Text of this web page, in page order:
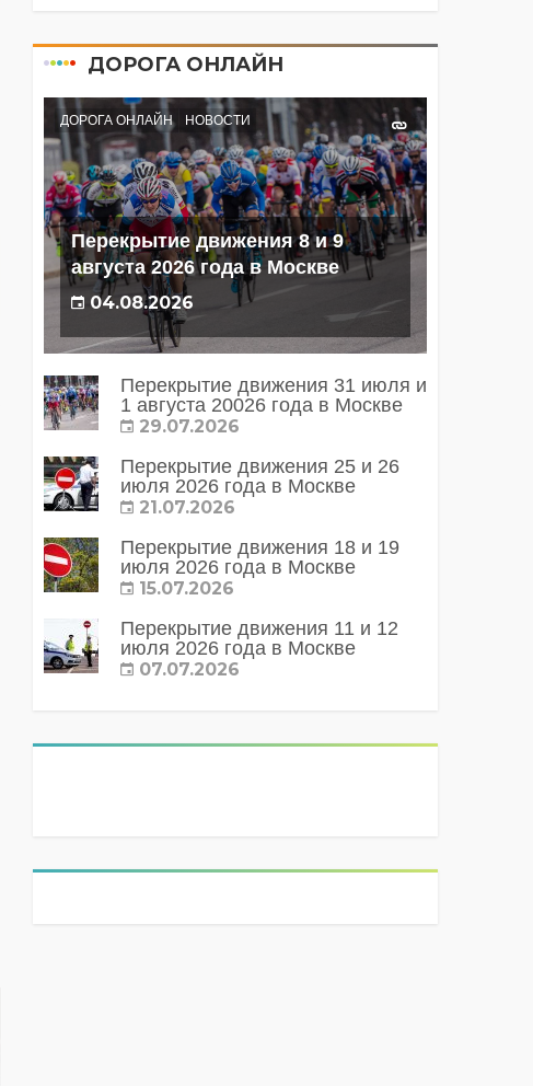
ДОРОГА ОНЛАЙН
ДОРОГА ОНЛАЙН НОВОСТИ
Перекрытие движения 8 и 9
августа 2026 года в Москве
04.08.2026
Перекрытие движения 31 июля и
1 августа 20026 года в Москве
29.07.2026
Перекрытие движения 25 и 26
июля 2026 года в Москве
21.07.2026
Перекрытие движения 18 и 19
июля 2026 года в Москве
15.07.2026
Перекрытие движения 11 и 12
июля 2026 года в Москве
07.07.2026